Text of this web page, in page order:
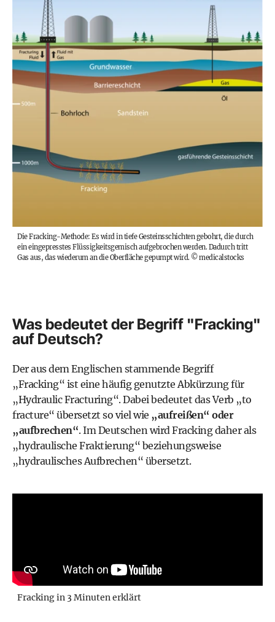
Die Fracking-Methode: Es wird in tiefe Gesteinsschichten gebohrt, die durch
ein eingepresstes Flüssigkeitsgemisch aufgebrochen werden. Dadurch tritt
Gas aus, das wiederum an die Oberfläche gepumpt wird. ©medicalstocks
Was bedeutet der Begriff "Fracking"
auf Deutsch?
Der aus dem Englischen stammende Begriff
„Fracking“ ist eine häufig genutzte Abkürzung für
„Hydraulic Fracturing“. Dabei bedeutet das Verb „to
fracture“ übersetzt so viel wie „aufreißen“ oder
„aufbrechen“. Im Deutschen wird Fracking daher als
„hydraulische Fraktierung“ beziehungsweise
„hydraulisches Aufbrechen“ übersetzt.
Fracking in 3 Minuten erklärt